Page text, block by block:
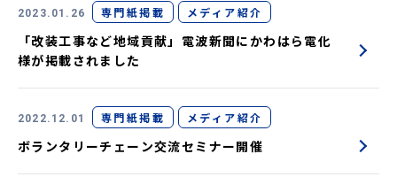
2023.01.26 専門紙掲載 メディア紹介
「改装工事など地域貢献」電波新聞にかわはら電化
様が掲載されました
2022.12.01 専門紙掲載 メディア紹介
ボランタリーチェーン交流セミナー開催